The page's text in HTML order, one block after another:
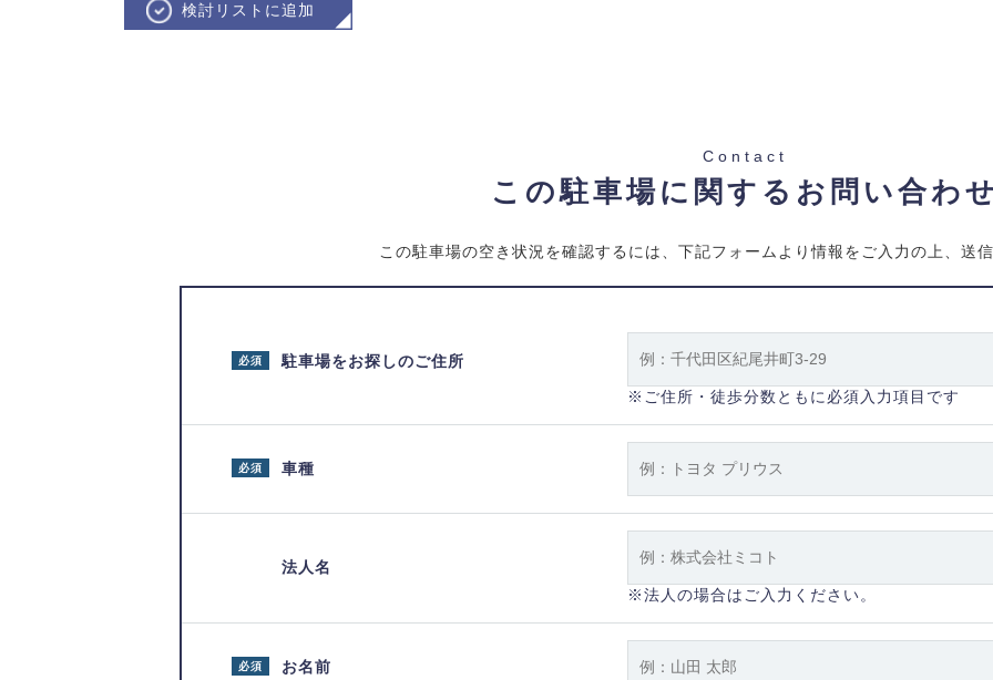
検討リストに追加
Contact
この駐車場に関するお問い合わ
この駐車場の空き状況を確認するには、下記フォームより情報をご入力の上、送
駐車場をお探しのご住所
必須
※ご住所・徒歩分数ともに必須入力項目です
車種
必須
法人名
※法人の場合はご入力ください。
お名前
必須